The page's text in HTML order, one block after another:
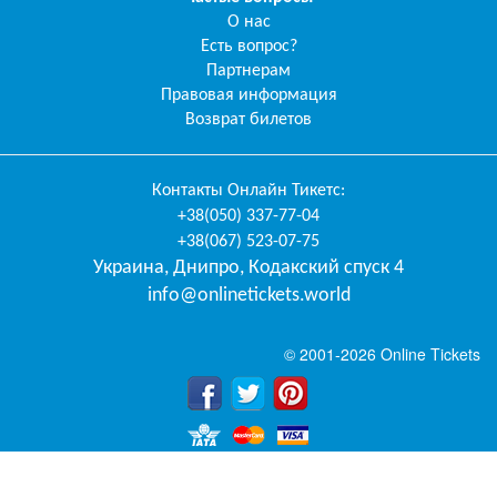
О нас
Есть вопрос?
Партнерам
Правовая информация
Возврат билетов
Контакты Онлайн Тикетс:
+38(050) 337-77-04
+38(067) 523-07-75
Украина, Днипро, Кодакский спуск 4
info@onlinetickets.world
© 2001-2026 Online Tickets